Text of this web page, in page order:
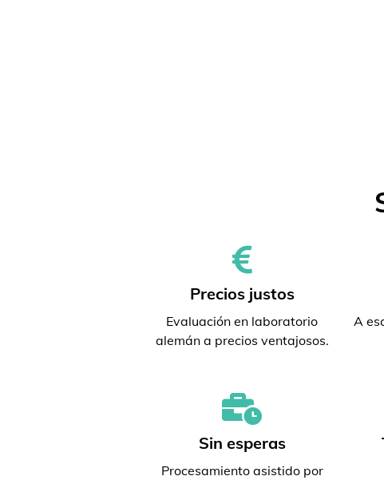
Precios justos
Evaluación en laboratorio
alemán a precios ventajosos.
A
Sin esperas
Procesamiento asistido por